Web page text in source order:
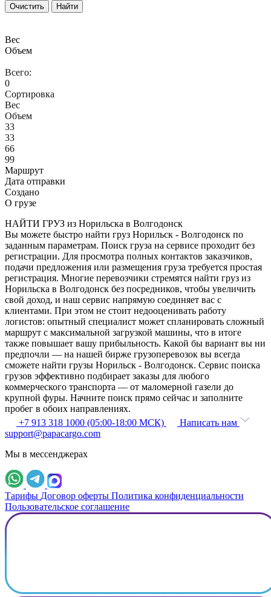
Очистить Найти
Вес
Объем
Всего:
0
Сортировка
Вес
Объем
33
33
66
99
Маршрут
Дата отправки
Создано
О грузе
НАЙТИ ГРУЗ из Норильска в Волгодонск
Вы можете быстро найти груз Норильск - Волгодонск по
заданным параметрам. Поиск груза на сервисе проходит без
регистрации. Для просмотра полных контактов заказчиков,
подачи предложения или размещения груза требуется простая
регистрация. Многие перевозчики стремятся найти груз из
Норильска в Волгодонск без посредников, чтобы увеличить
свой доход, и наш сервис напрямую соединяет вас с
клиентами. При этом не стоит недооценивать работу
логистов: опытный специалист может спланировать сложный
маршрут с максимальной загрузкой машины, что в итоге
также повышает вашу прибыльность. Какой бы вариант вы ни
предпочли — на нашей бирже грузоперевозок вы всегда
сможете найти грузы Норильск - Волгодонск. Сервис поиска
грузов эффективно подбирает заказы для любого
коммерческого транспорта — от маломерной газели до
крупной фуры. Начните поиск прямо сейчас и заполните
пробег в обоих направлениях.
+7 913 318 1000 (05:00-18:00 МСК)
Написать нам
support@papacargo.com
Мы в мессенджерах
Тарифы Договор оферты Политика конфиденциальности
Пользовательское соглашение